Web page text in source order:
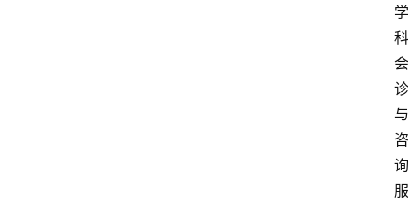
学
科
会
诊
与
咨
询
服